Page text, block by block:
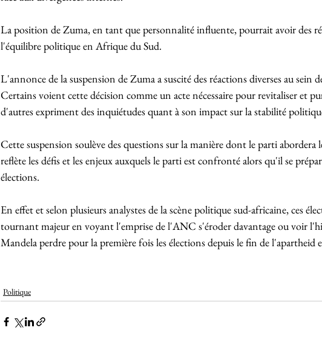
La position de Zuma, en tant que personnalité influente, pourrait avoir des
l'équilibre politique en Afrique du Sud.
L'annonce de la suspension de Zuma a suscité des réactions diverses au sein
Certains voient cette décision comme un acte nécessaire pour revitaliser et
d'autres expriment des inquiétudes quant à son impact sur la stabilité
Cette suspension soulève des questions sur la manière dont le parti abordera
reflète les défis et les enjeux auxquels le parti est confronté alors qu'il se
élections.
En effet et selon plusieurs analystes de la scène politique sud-africaine, ces
tournant majeur en voyant l'emprise de l'ANC s'éroder davantage ou voir
Mandela perdre pour la première fois les élections depuis le fin de l'apartheid
Politique